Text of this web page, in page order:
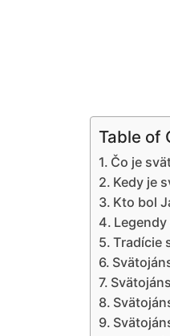
Table of
Čo je
Kedy je
Kto bol
Tradície